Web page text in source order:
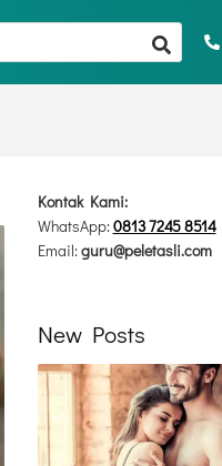
Kontak Kami:
WhatsApp:0813 7245 8514
Email:guru@peletasli.com
New Posts